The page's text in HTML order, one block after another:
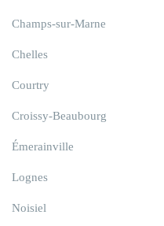
Champs-sur-Marne
Chelles
Courtry
Croissy-Beaubourg
Émerainville
Lognes
Noisiel